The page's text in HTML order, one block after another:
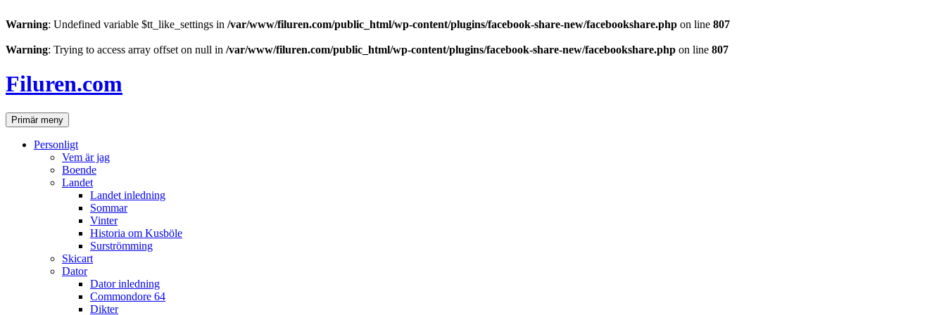
Warning: Undefined variable $tt_like_settings in /var/www/filuren.com/public_html/wp-content/plugins/facebook-share-new/facebookshare.php on line 807
Warning: Trying to access array offset on null in /var/www/filuren.com/public_html/wp-content/plugins/facebook-share-new/facebookshare.php on line 807
till
innehåll
Filuren.com
SökPrimär meny
Personligt
Vem är jag
Boende
Landet
Landet inledning
Sommar
Vinter
Historia om Kusböle
Surströmming
Skicart
Dator
Dator inledning
Commondore 64
Dikter